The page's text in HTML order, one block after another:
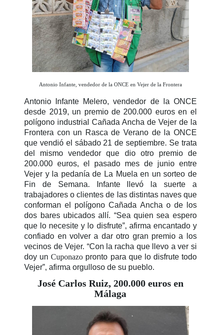
Antonio Infante, vendedor de la ONCE en Vejer de la Frontera
Antonio Infante Melero, vendedor de la ONCE
desde 2019, un premio de 200.000 euros en el
polígono industrial Cañada Ancha de Vejer de la
Frontera con un Rasca de Verano de la ONCE
que vendió el sábado 21 de septiembre. Se trata
del mismo vendedor que dio otro premio de
200.000 euros, el pasado mes de junio entre
Vejer y la pedanía de La Muela en un sorteo de
Fin de Semana. Infante llevó la suerte a
trabajadores o clientes de las distintas naves que
conforman el polígono Cañada Ancha o de los
dos bares ubicados allí. “Sea quien sea espero
que lo necesite y lo disfrute”, afirma encantado y
confiado en volver a dar otro gran premio a los
vecinos de Vejer. “Con la racha que llevo a ver si
doy unCuponazo pronto para que lo disfrute todo
Vejer”, afirma orgulloso de su pueblo.
José Carlos Ruiz, 200.000 euros en
Málaga